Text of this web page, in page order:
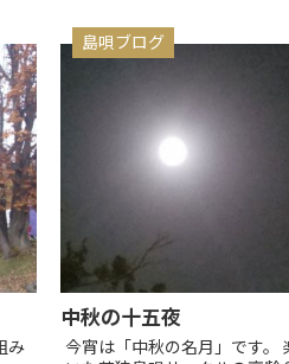
み
島唄ブログ
中秋の十五夜
今宵は「中秋の名月」です。